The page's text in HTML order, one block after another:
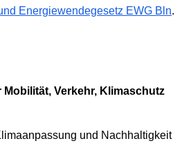
Energiewendegesetz EWG Bln.
Verkehr, Klimaschutz
und Nachhaltigkeit